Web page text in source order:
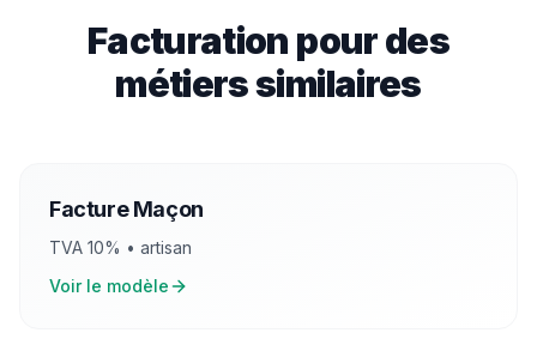
Facturation pour des
métiers similaires
FactureMaçon
TVA 10% • artisan
Voir le modèle